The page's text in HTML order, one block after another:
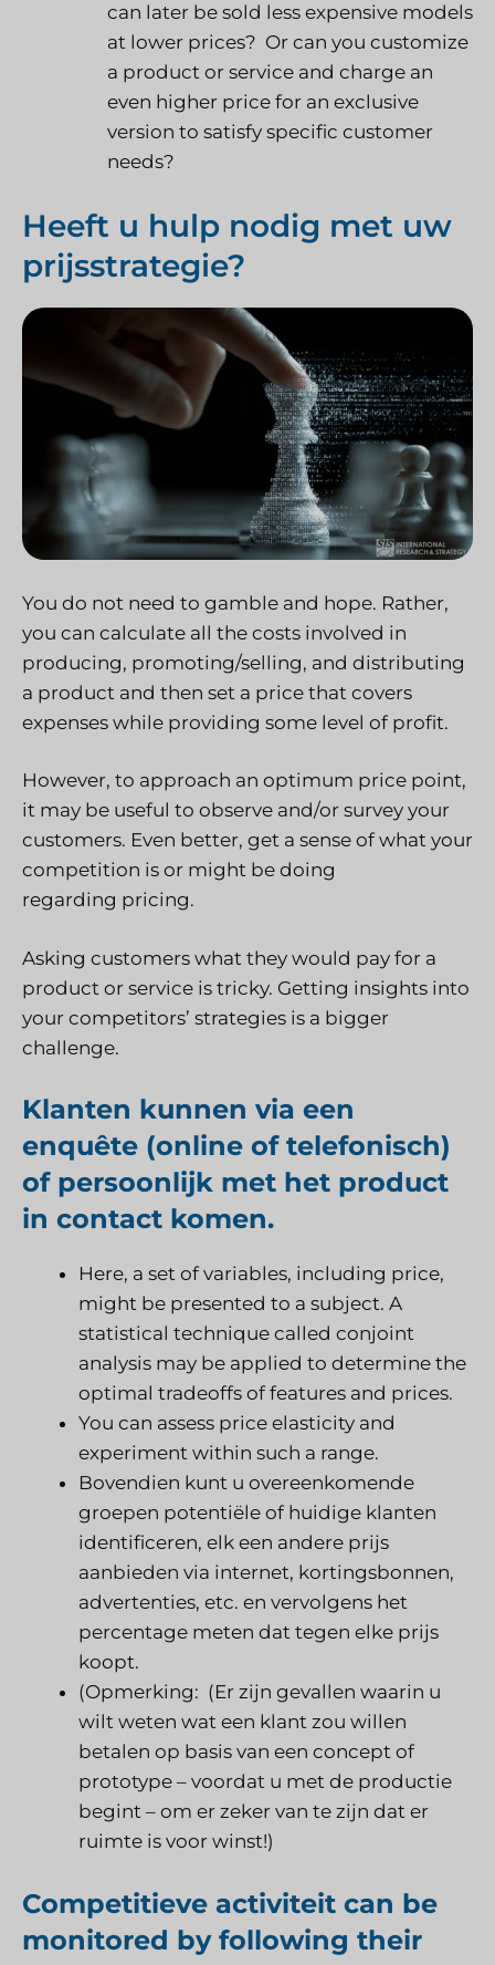
can later be sold less expensive models
at lower prices? Or can you customize
a product or service and charge an
even higher price for an exclusive
version to satisfy specific customer
needs?
Heeft u hulp nodig met uw
prijsstrategie?
You do not need to gamble and hope. Rather,
you can calculate all the costs involved in
producing, promoting/selling, and distributing
a product and then set a price that covers
expenses while providing some level of profit.
However, to approach an optimum price point,
it may be useful to observe and/or survey your
customers. Even better, get a sense of what your
competition is or might be doing
regarding pricing.
Asking customers what they would pay for a
product or service is tricky. Getting insights into
your competitors’ strategies is a bigger
challenge.
Klanten kunnen via een
enquête (online of telefonisch)
of persoonlijk met het product
in contact komen.
Here, a set of variables, including price,
might be presented to a subject. A
statistical technique called conjoint
analysis may be applied to determine the
optimal tradeoffs of features and prices.
You can assess price elasticity and
experiment within such a range.
Bovendien kunt u overeenkomende
groepen potentiële of huidige klanten
identificeren, elk een andere prijs
aanbieden via internet, kortingsbonnen,
advertenties, etc. en vervolgens het
percentage meten dat tegen elke prijs
koopt.
(Opmerking: (Er zijn gevallen waarin u
wilt weten wat een klant zou willen
betalen op basis van een concept of
prototype – voordat u met de productie
begint – om er zeker van te zijn dat er
ruimte is voor winst!)
Competitieve activiteit can be
monitored by following their